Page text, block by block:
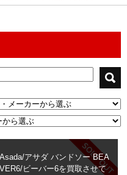
Asada/アサダ バンドソー BEA
VER6/ビーバー6を買取させて
買取
買取
整理
閉鎖に伴う一括整理